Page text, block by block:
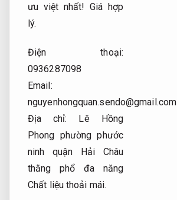
ưu việt nhất! Giá hợp
lý.
Điện thoại:
0936287098
Email:
nguyenhongquan.sendo@gmail.com
Địa chỉ: Lê Hồng
Phong phường phước
ninh quận Hải Châu
thằng phổ đa năng
Chất liệu thoải mái.